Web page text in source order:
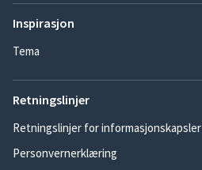
Inspirasjon
Tema
Retningslinjer
Retningslinjer for informasjonskapsler
Personvernerklæring